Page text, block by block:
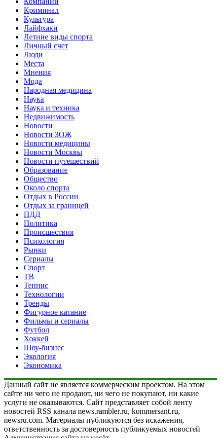
Криминал
Культура
Лайфхаки
Летние виды спорта
Личный счет
Люди
Места
Мнения
Мода
Народная медицина
Наука
Наука и техника
Недвижимость
Новости
Новости ЗОЖ
Новости медицины
Новости Москвы
Новости путешествий
Образование
Общество
Около спорта
Отдых в России
Отдых за границей
ПДД
Политика
Происшествия
Психология
Рынки
Сериалы
Спорт
ТВ
Теннис
Технологии
Тренды
Фигурное катание
Фильмы и сериалы
Футбол
Хоккей
Шоу-бизнес
Экология
Экономика
Данный сайт не является коммерческим проектом. На этом
сайте ни чего не продают, ни чего не покупают, ни какие
услуги не оказываются. Сайт представляет собой ленту
новостей RSS канала news.rambler.ru, kommersant.ru,
newsru.com. Материалы публикуются без искажения,
ответственность за достоверность публикуемых новостей